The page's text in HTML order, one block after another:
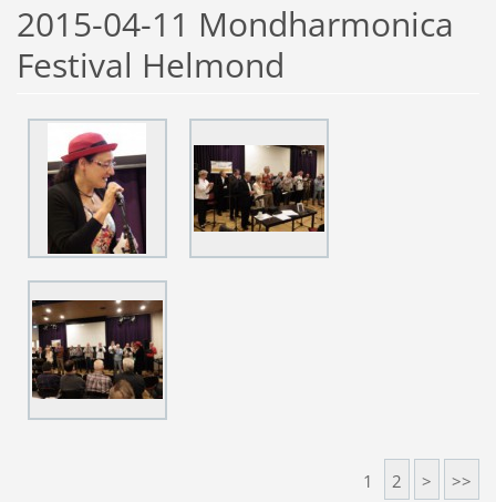
2015-04-11 Mondharmonica
Festival Helmond
1 2 > >>